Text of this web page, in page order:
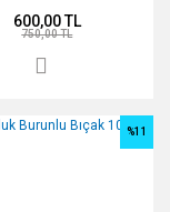
600,00 TL
750,00 TL
%11